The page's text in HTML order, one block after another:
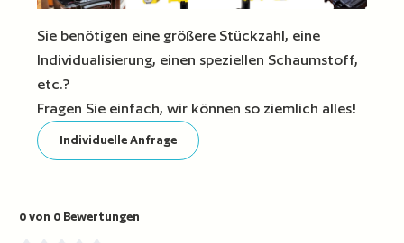
Sie benötigen eine größere Stückzahl, eine
Individualisierung, einen speziellen Schaumstoff,
etc.?
Fragen Sie einfach, wir können so ziemlich alles!
Individuelle Anfrage
0 von 0 Bewertungen